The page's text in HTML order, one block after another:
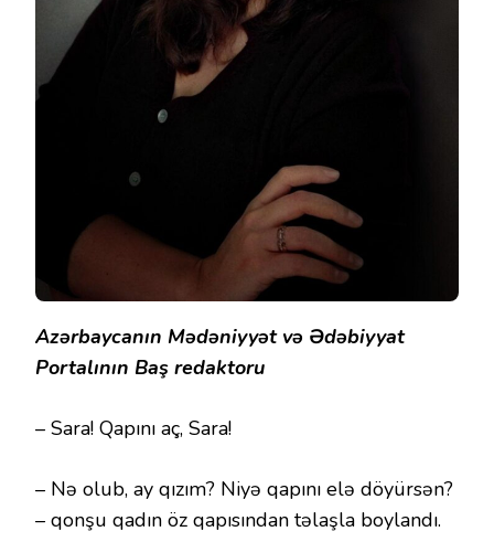
Azərbaycanın Mədəniyyət və Ədəbiyyat
Portalının Baş redaktoru
– Sara! Qapını aç, Sara!
– Nə olub, ay qızım? Niyə qapını elə döyürsən?
– qonşu qadın öz qapısından təlaşla boylandı.